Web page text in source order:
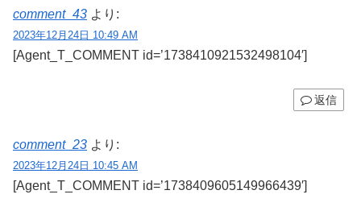
comment_43 より:
2023年12月24日 10:49 AM
[Agent_T_COMMENT id=’1738410921532498104′]
返信
comment_23 より:
2023年12月24日 10:45 AM
[Agent_T_COMMENT id=’1738409605149966439′]